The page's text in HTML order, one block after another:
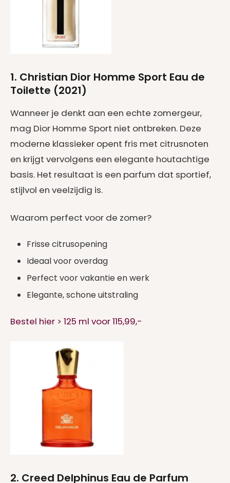
1. Christian Dior Homme Sport Eau de
Toilette (2021)
Wanneer je denkt aan een echte zomergeur,
mag Dior Homme Sport niet ontbreken. Deze
moderne klassieker opent fris met citrusnoten
en krijgt vervolgens een elegante houtachtige
basis. Het resultaat is een parfum dat sportief,
stijlvol en veelzijdig is.
Waarom perfect voor de zomer?
Frisse citrusopening
Ideaal voor overdag
Perfect voor vakantie en werk
Elegante, schone uitstraling
Bestel hier > 125 ml voor 115,99,-
2. Creed Delphinus Eau de Parfum